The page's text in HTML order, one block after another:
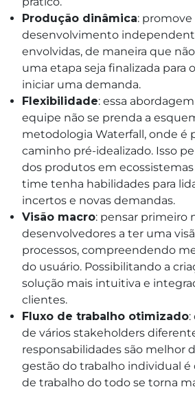
Produção dinâmica:
desenvolvimento
envolvidas, de maneira que
uma etapa seja finalizada para
iniciar uma demanda.
Flexibilidade: essa
equipe não se prenda a
metodologia Waterfall, onde é
caminho pré-idealizado. Isso
dos produtos em
time tenha habilidades para
incertos e novas demandas.
Visão macro: pensar primeiro
desenvolvedores a ter uma
processos, compreendendo
do usuário. Possibilitando a
solução mais intuitiva e
clientes.
Fluxo de trabalho otimizado:
de vários stakeholders
responsabilidades são melhor
gestão do trabalho individual é
de trabalho do todo se torna